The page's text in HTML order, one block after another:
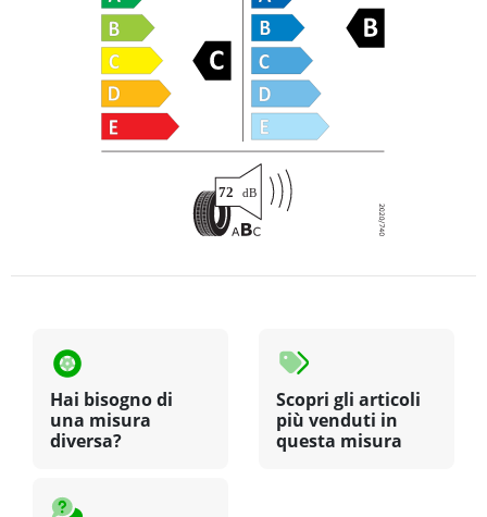
Hai bisogno di
una misura
diversa?
Scopri gli articoli
più venduti in
questa misura